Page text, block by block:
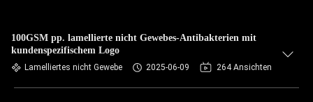
100GSM pp. lamellierte nicht Gewebes-Antibakterien mit
kundenspezifischem Logo
Lamelliertes nicht Gewebe 2025-06-09 264 Ansichten